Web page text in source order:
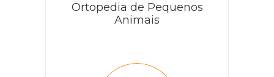
Ortopedia de Pequenos
Animais